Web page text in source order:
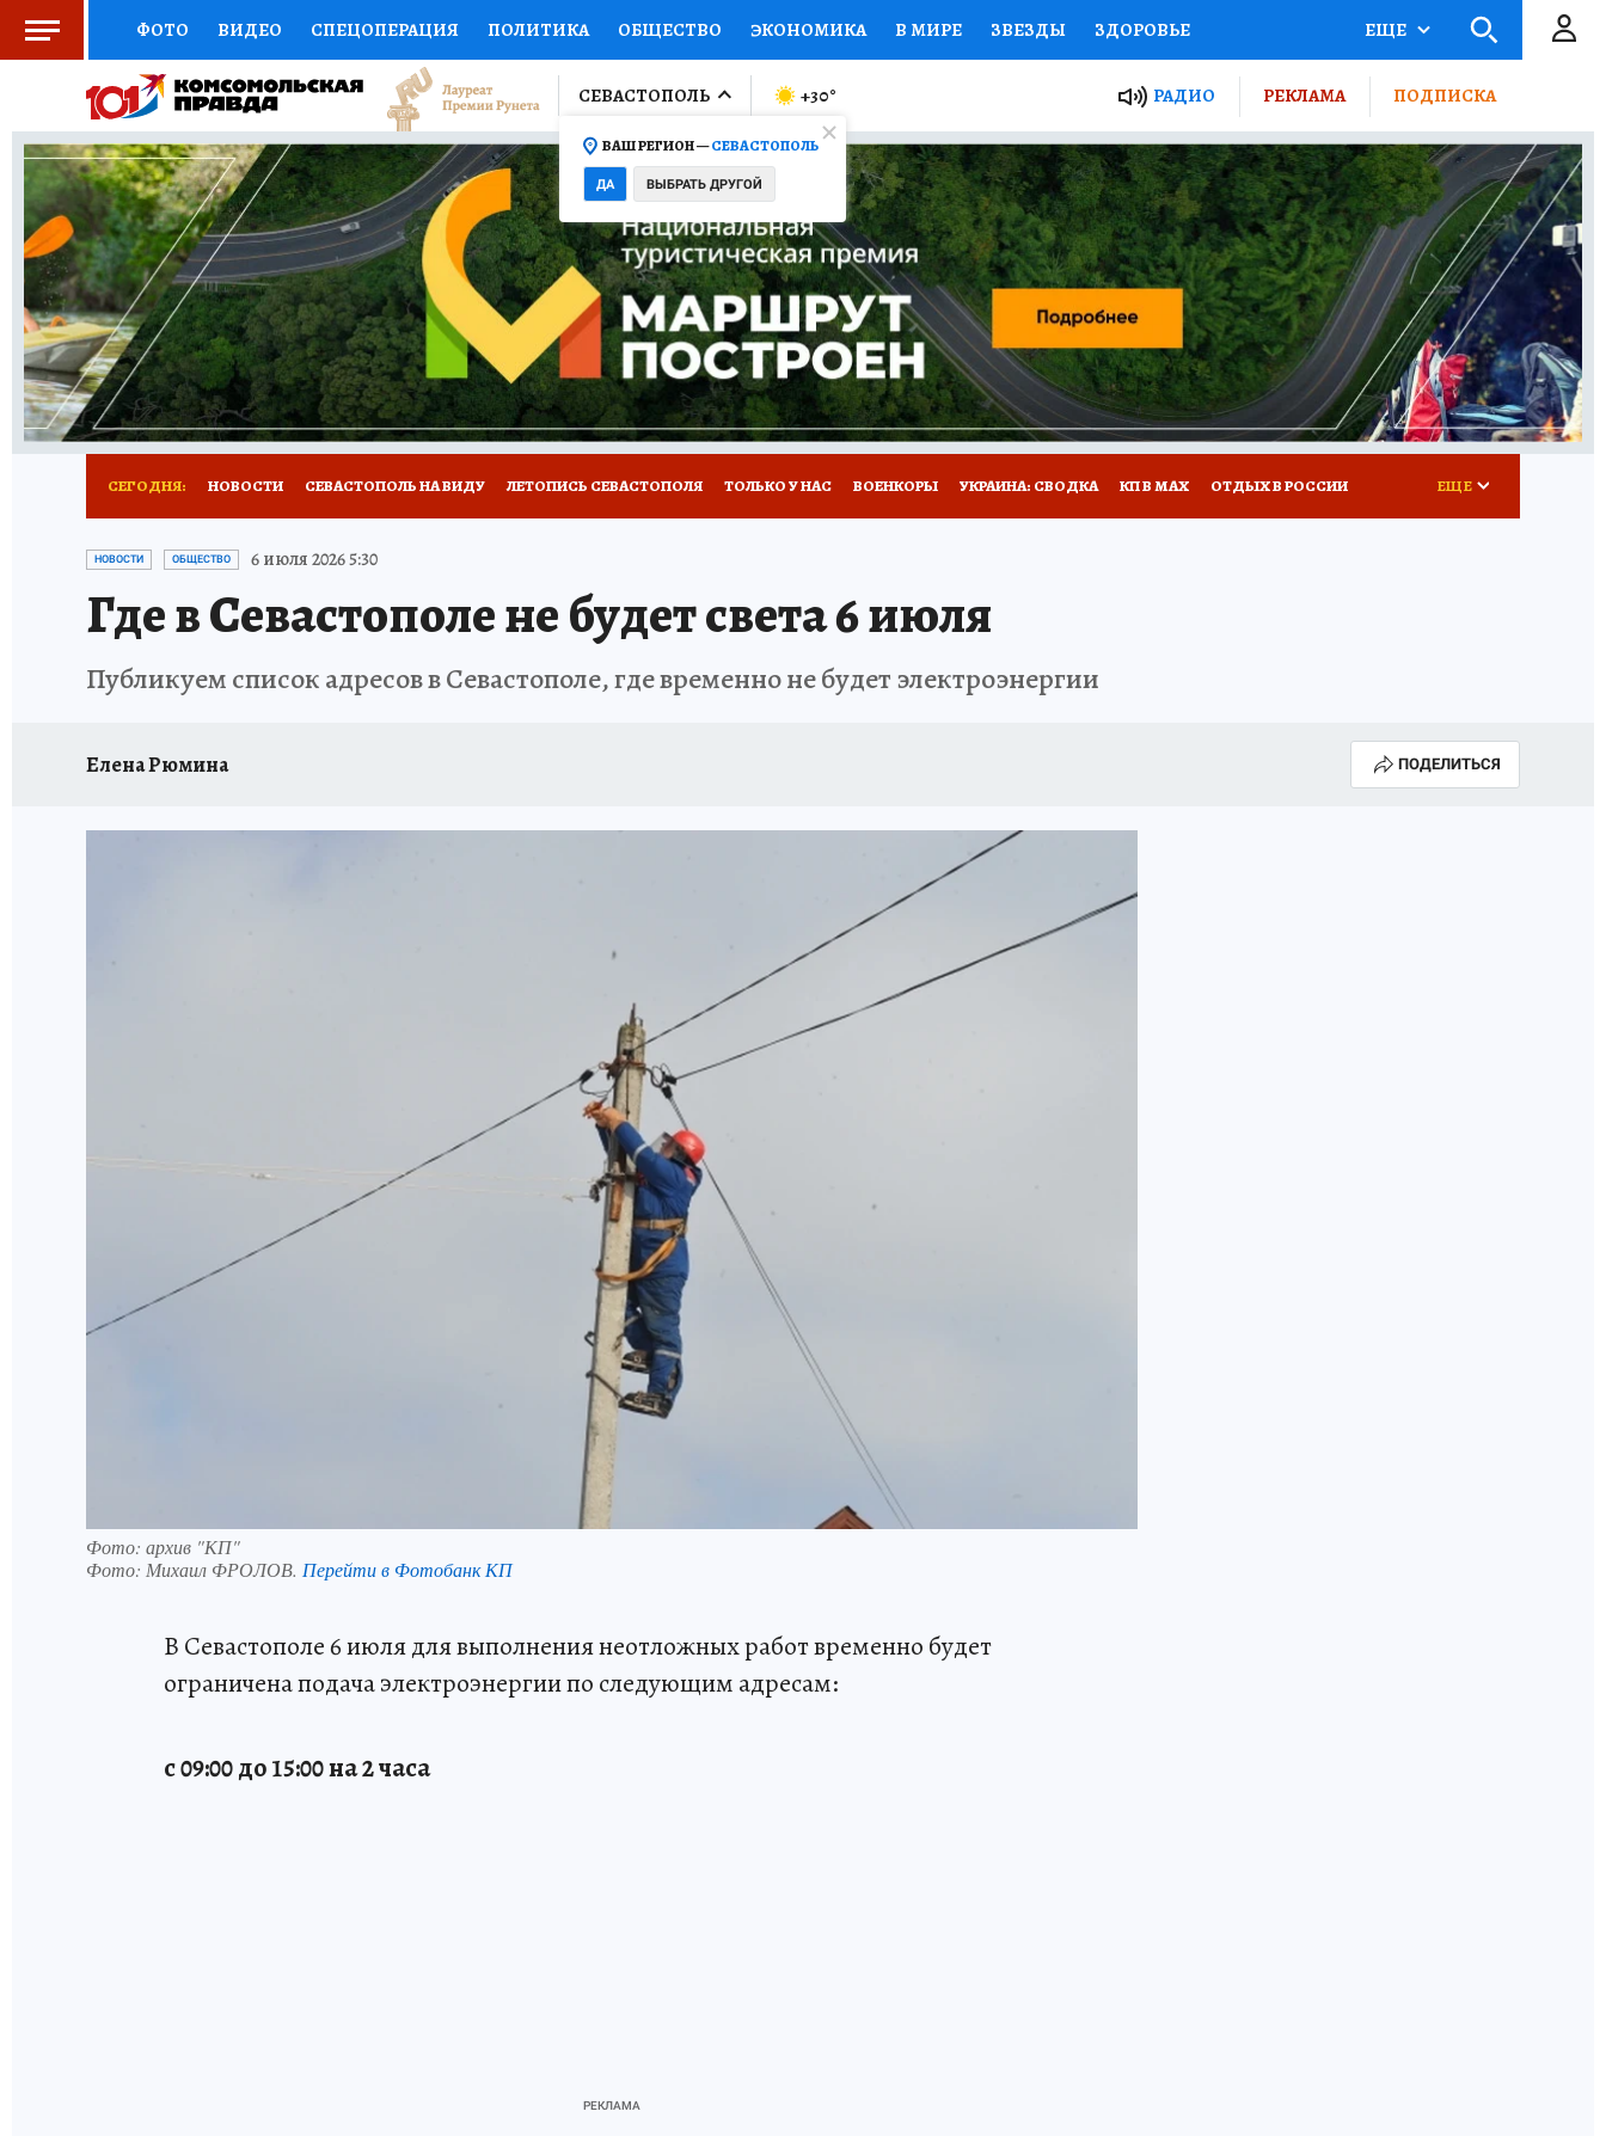
ФОТО ВИДЕО СПЕЦОПЕРАЦИЯ ПОЛИТИКА ОБЩЕСТВО ЭКОНОМИКА В МИРЕ ЗВЕЗДЫ ЗДОРОВЬЕ
СОЦПОДДЕРЖКА НАУКА СПОРТ КОЛУМНИСТЫ ПРОИСШЕСТВИЯ НАЦИОНАЛЬНЫЕ ПРОЕКТЫ РОССИИ
ВЫБОР ЭКСПЕРТОВ ДОКТОР ФИНАНСЫ ОТКРЫВАЕМ МИР Я ЗНАЮ СЕМЬЯ ЖЕНСКИЕ СЕКРЕТЫ ПУТЕВОДИТЕЛЬ
КНИЖНАЯ ПОЛКА ПРОГНОЗЫ НА СПОРТ ПРОМОКОДЫ СЕРИАЛЫ СПЕЦПРОЕКТЫ ДЕФИЦИТ ЖЕЛЕЗА ТУРИЗМ
ПРЕСС-ЦЕНТР НЕДВИЖИМОСТЬ ТЕЛЕВИЗОР КОЛЛЕКЦИИ КОНКУРСЫ РАБОТА У НАС ГИД ПОТРЕБИТЕЛЯ ВСЕ О КП
РАДИО КП РЕКЛАМА ТЕСТЫ НОВОЕ НА САЙТЕ
ЕЩЕ
СЕВАСТОПОЛЬ
ВАШ РЕГИОН —СЕВАСТОПОЛЬ
ДА ВЫБРАТЬ ДРУГОЙ
+30° РАДИО РЕКЛАМА ПОДПИСКА
СЕГОДНЯ: НОВОСТИ СЕВАСТОПОЛЬ НА ВИДУ ЛЕТОПИСЬ СЕВАСТОПОЛЯ ТОЛЬКО У НАС ВОЕНКОРЫ УКРАИНА: СВОДКА КП В МАХ ОТДЫХ В РОССИИ
ЗАПОВЕДНАЯ РОССИЯ
ЕЩЕ
НОВОСТИ ОБЩЕСТВО 6 июля 2026 5:30
Где в Севастополе не будет света 6 июля
Публикуем список адресов в Севастополе, где временно не будет электроэнергии
Елена Рюмина ПОДЕЛИТЬСЯ
Фото: архив "КП"
Фото: Михаил ФРОЛОВ. Перейти в Фотобанк КП
В Севастополе 6 июля для выполнения неотложных работ временно будет
ограничена подача электроэнергии по следующим адресам:
с 09:00 до 15:00 на 2 часа